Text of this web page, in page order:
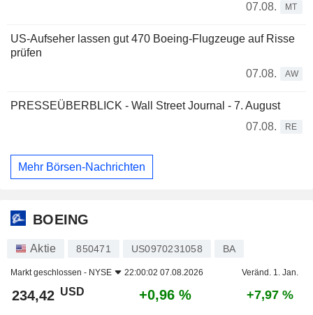
07.08.
MT
US-Aufseher lassen gut 470 Boeing-Flugzeuge auf Risse
prüfen
07.08.
AW
PRESSEÜBERBLICK - Wall Street Journal - 7. August
07.08.
RE
Mehr Börsen-Nachrichten
BOEING
Aktie 850471 US0970231058 BA
Markt geschlossen - NYSE 22:00:02 07.08.2026 Veränd. 1. Jan.
234,42 USD +0,96 % +7,97 %